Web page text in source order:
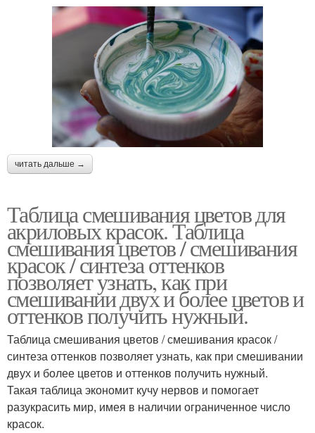
читать дальше →
Таблица смешивания цветов для
акриловых красок. Таблица
смешивания цветов / смешивания
красок / синтеза оттенков
позволяет узнать, как при
смешивании двух и более цветов и
оттенков получить нужный.
Таблица смешивания цветов / смешивания красок /
синтеза оттенков позволяет узнать, как при смешивании
двух и более цветов и оттенков получить нужный.
Такая таблица экономит кучу нервов и помогает
разукрасить мир, имея в наличии ограниченное число
красок.